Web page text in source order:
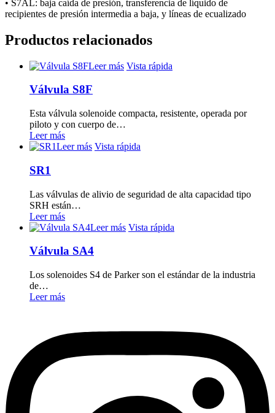
• S7AL: baja caída de presión, transferencia de líquido de
recipientes de presión intermedia a baja, y líneas de ecualizado
Productos relacionados
Leer más Vista rápida
Válvula S8F
Esta válvula solenoide compacta, resistente, operada por
piloto y con cuerpo de…
Leer más
Leer más Vista rápida
SR1
Las válvulas de alivio de seguridad de alta capacidad tipo
SRH están…
Leer más
Leer más Vista rápida
Válvula SA4
Los solenoides S4 de Parker son el estándar de la industria
de…
Leer más